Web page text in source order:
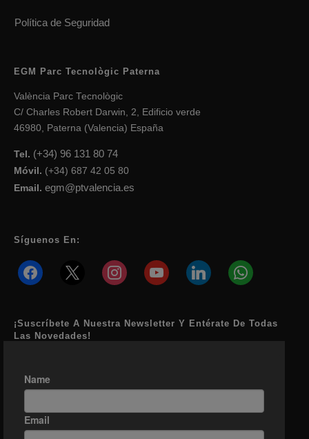
Política de Seguridad
EGM Parc Tecnològic Paterna
València Parc Tecnològic
C/ Charles Robert Darwin, 2, Edificio verde
46980, Paterna (Valencia) España
Tel. (+34) 96 131 80 74
Móvil. (+34) 687 42 05 80
Email. egm@ptvalencia.es
Síguenos En:
facebook instagramyoutube linkedin whatsapp
¡Suscríbete A Nuestra Newsletter Y Entérate De Todas
Las Novedades!